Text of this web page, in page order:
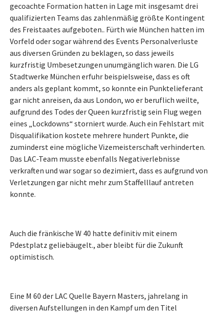
gecoachte Formation hatten in Lage mit insgesamt drei
qualifizierten Teams das zahlenmäßig größte Kontingent
des Freistaates aufgeboten.. Fürth wie München hatten im
Vorfeld oder sogar während des Events Personalverluste
aus diversen Gründen zu beklagen, so dass jeweils
kurzfristig Umbesetzungen unumgänglich waren. Die LG
Stadtwerke München erfuhr beispielsweise, dass es oft
anders als geplant kommt, so konnte ein Punktelieferant
gar nicht anreisen, da aus London, wo er beruflich weilte,
aufgrund des Todes der Queen kurzfristig sein Flug wegen
eines „Lockdowns“ storniert wurde. Auch ein Fehlstart mit
Disqualifikation kostete mehrere hundert Punkte, die
zuminderst eine mögliche Vizemeisterschaft verhinderten.
Das LAC-Team musste ebenfalls Negativerlebnisse
verkraften und war sogar so dezimiert, dass es aufgrund von
Verletzungen gar nicht mehr zum Staffelllauf antreten
konnte.
Auch die fränkische W 40 hatte definitiv mit einem
Pdestplatz geliebäugelt., aber bleibt für die Zukunft
optimistisch.
Eine M 60 der LAC Quelle Bayern Masters, jahrelang in
diversen Aufstellungen in den Kampf um den Titel